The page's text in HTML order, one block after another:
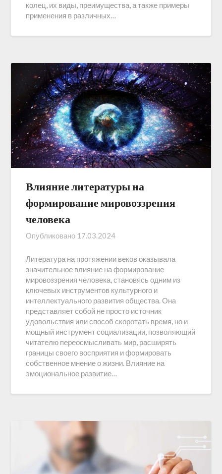
колец, их виды, преимущества, а также примеры
применения в различных…
Влияние литературы на
формирование мировоззрения
человека
Опубликовано 17.03.2024
Литература на протяжении веков оказывала
значительное влияние на формирование
мировоззрения человека, становясь одним из
ключевых инструментов культурного и
интеллектуального развития общества. Она
представляет собой не просто источник
удовольствия или способ скоротать время, но и
мощный инструмент социализации, позволяющий
читателю переосмысливать мир, расширять
границы своего восприятия и формировать
собственное мнение о жизни. Влияние на
эмоциональное развитие…